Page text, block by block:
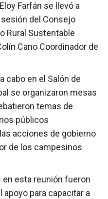
Farfán se llevó a
del Consejo
Rural Sustentable
Cano Coordinador de
cabo en el Salón de
se organizaron mesas
temas de
públicos
acciones de gobierno
de los campesinos
esta reunión fueron
para capacitar a